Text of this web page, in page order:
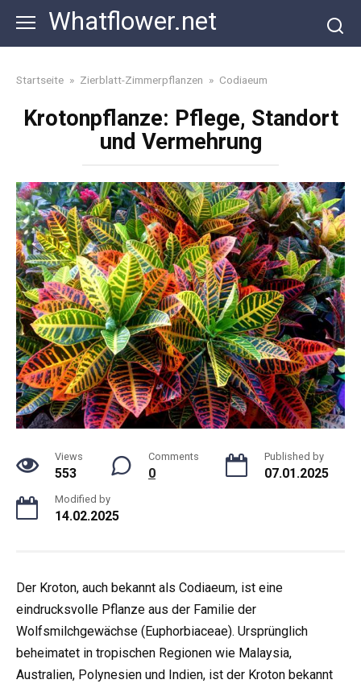
content
Whatflower.net
Startseite » Zierblatt-Zimmerpflanzen » Codiaeum
Krotonpflanze: Pflege, Standort
und Vermehrung
Views
553
Comments
0
Published by
07.01.2025
Modified by
14.02.2025
Der Kroton, auch bekannt als Codiaeum, ist eine
eindrucksvolle Pflanze aus der Familie der
Wolfsmilchgewächse (Euphorbiaceae). Ursprünglich
beheimatet in tropischen Regionen wie Malaysia,
Australien, Polynesien und Indien, ist der Kroton bekannt